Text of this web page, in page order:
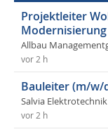
Projektleiter
Modernisierung
Allbau
vor 2 h
Bauleiter (m/w/
Salvia
vor 2 h